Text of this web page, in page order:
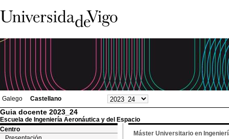
Galego Castellano
Guia docente 2023_24
Escuela de Ingeniería Aeronáutica y del Espacio
Centro
Máster Universitario en